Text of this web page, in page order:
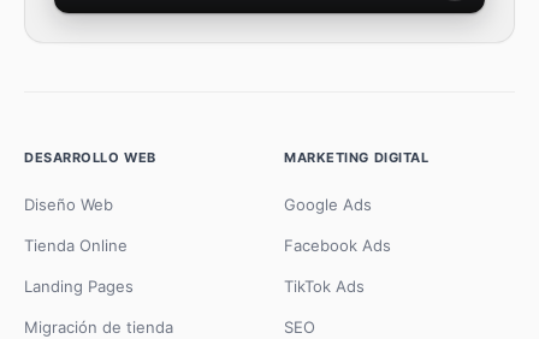
DESARROLLO WEB
Diseño Web
Tienda Online
Landing Pages
Migración de tienda
MARKETING DIGITAL
Google Ads
Facebook Ads
TikTok Ads
SEO